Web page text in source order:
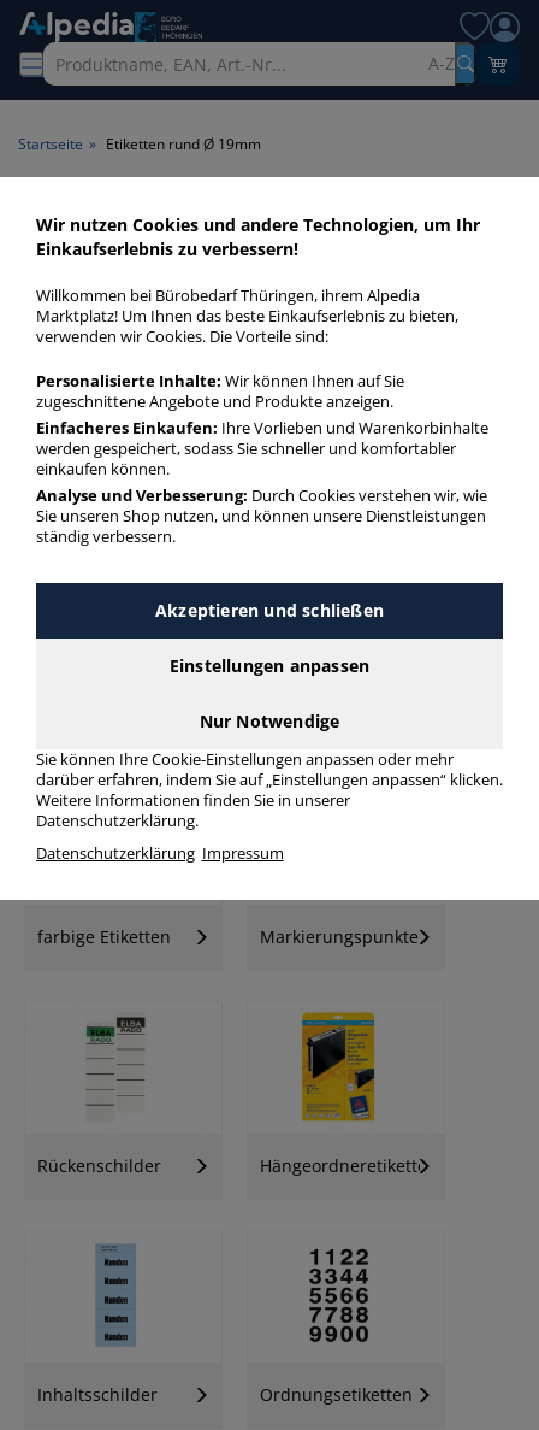
A-Z
Startseite » Etiketten rund Ø 19mm
Etiketten rund Ø 19mm >
Form rund > Maße Ø 19mm
Etiketten rund Ø 19mm in bester Qualität zum günstigen
Preis. Finden Sie schnell Etiketten rund Ø 19mm mit unserer
Etiketten rund Ø 19mm
mehr Infos zur Kategorie
Folienetiketten
farbige Etiketten Markierungspunkte
Rückenschilder Hängeordneretiketten
Inhaltsschilder Ordnungsetiketten
Wir nutzen Cookies und andere Technologien, um Ihr
Einkaufserlebnis zu verbessern!
Willkommen bei Bürobedarf Thüringen, ihrem Alpedia
Marktplatz! Um Ihnen das beste Einkaufserlebnis zu bieten,
verwenden wir Cookies. Die Vorteile sind:
Personalisierte Inhalte: Wir können Ihnen auf Sie
zugeschnittene Angebote und Produkte anzeigen.
Einfacheres Einkaufen: Ihre Vorlieben und Warenkorbinhalte
werden gespeichert, sodass Sie schneller und komfortabler
einkaufen können.
Analyse und Verbesserung: Durch Cookies verstehen wir, wie
Sie unseren Shop nutzen, und können unsere Dienstleistungen
ständig verbessern.
Akzeptieren und schließen
Einstellungen anpassen
Nur Notwendige
Sie können Ihre Cookie-Einstellungen anpassen oder mehr
darüber erfahren, indem Sie auf „Einstellungen anpassen“ klicken.
Weitere Informationen finden Sie in unserer
Datenschutzerklärung.
Datenschutzerklärung Impressum